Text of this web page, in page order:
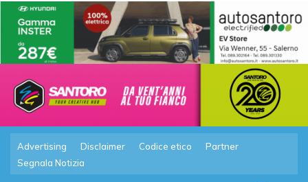
Advertising Disclaimer Codice etico
Partner
Segnala Notizia